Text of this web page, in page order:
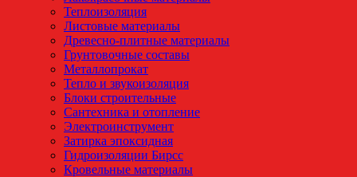
Теплоизоляция
Листовые материалы
Древесно-плитные материалы
Грунтовочные составы
Металлопрокат
Тепло и звукоизоляция
Блоки строительные
Сантехника и отопление
Электроинструмент
Затирка эпоксидная
Гидроизоляции Бирсс
Кровельные материалы